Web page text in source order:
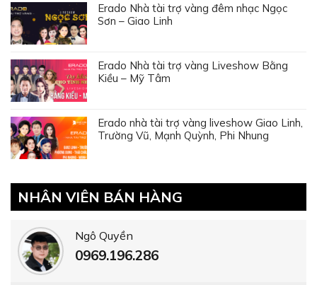
Erado Nhà tài trợ vàng đêm nhạc Ngọc
Sơn – Giao Linh
Erado Nhà tài trợ vàng Liveshow Bằng
Kiều – Mỹ Tâm
Erado nhà tài trợ vàng liveshow Giao Linh,
Trường Vũ, Mạnh Quỳnh, Phi Nhung
NHÂN VIÊN BÁN HÀNG
Ngô Quyền
0969.196.286